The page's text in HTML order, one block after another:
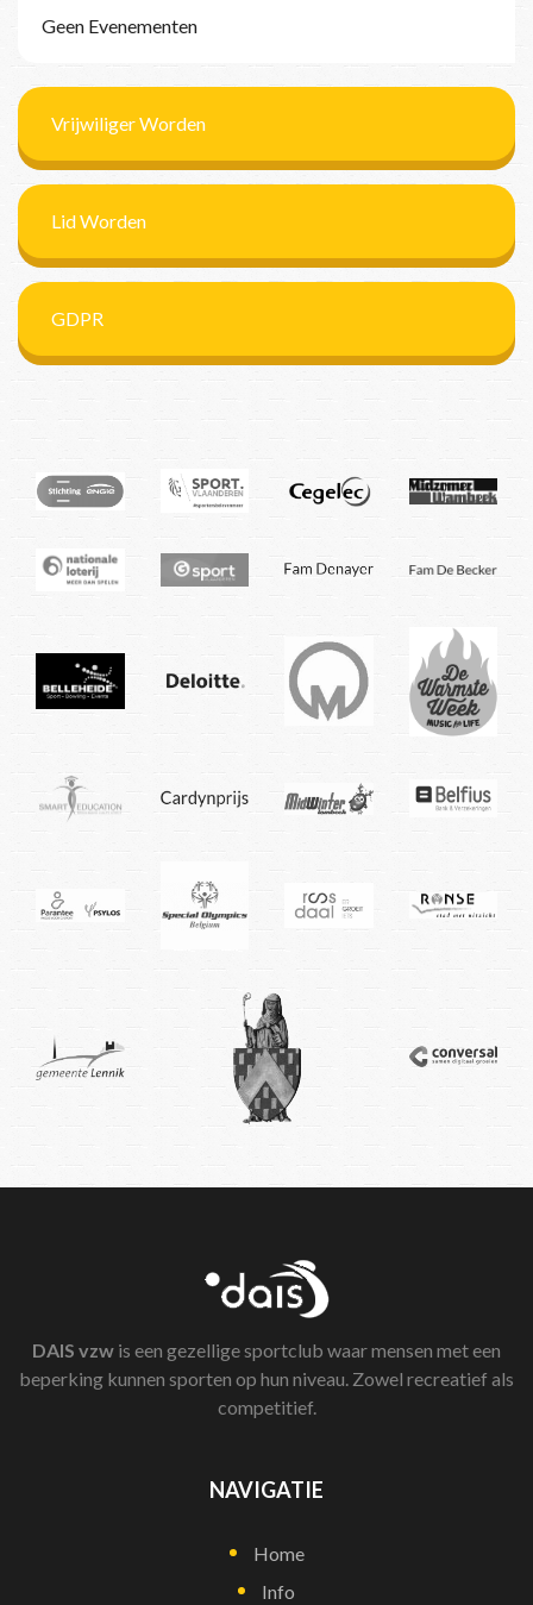
Geen Evenementen
Vrijwiliger Worden
Lid Worden
GDPR
DAIS vzw is een gezellige sportclub waar mensen met een
beperking kunnen sporten op hun niveau. Zowel recreatief als
competitief.
NAVIGATIE
Home
Info